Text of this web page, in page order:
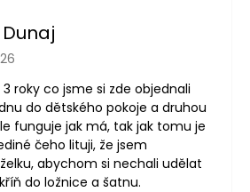
obchodu je 5 z 5 hviezdičiek.
roky co jsme si zde objednali
do dětského pokoje a druhou
funguje jak má, tak jak tomu je
čeho lituji, že jsem
abychom si nechali udělat
do ložnice a šatnu.